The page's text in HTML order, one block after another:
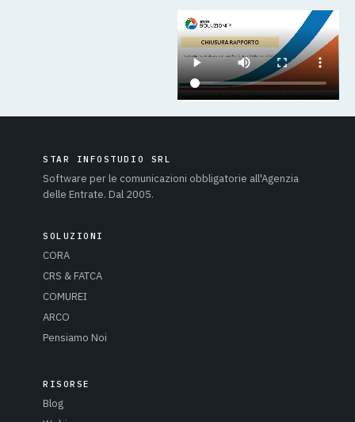
STAR INFOSTUDIO SRL
Software per le comunicazioni obbligatorie all'Agenzia
delle Entrate. Dal 2005.
SOLUZIONI
CORA
CRS & FATCA
COMUREI
ARCO
Pensiamo Noi
RISORSE
Blog